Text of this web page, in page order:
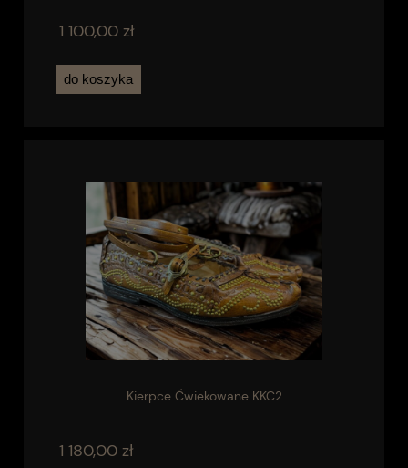
1 100,00 zł
do koszyka
Kierpce Ćwiekowane KKC2
1 180,00 zł